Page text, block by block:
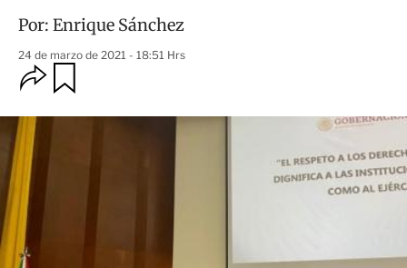
Por: Enrique Sánchez
24 de marzo de 2021 - 18:51 Hrs
O
p
i
r